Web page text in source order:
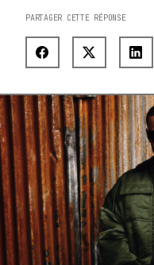
PARTAGER CETTE RÉPONSE